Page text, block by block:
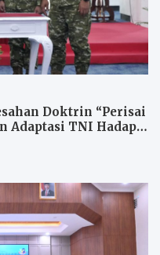
Doktrin “Perisai
Adaptasi TNI Hadapi